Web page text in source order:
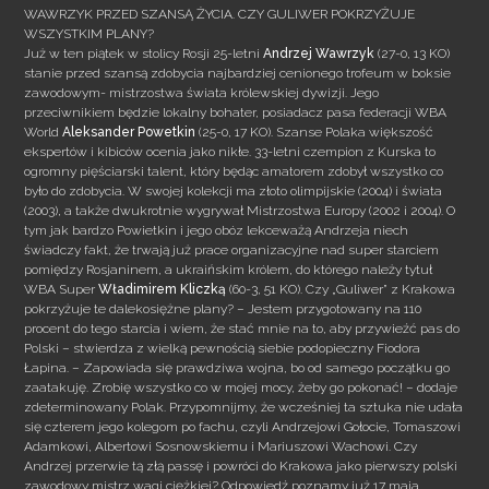
WAWRZYK PRZED SZANSĄ ŻYCIA. CZY GULIWER POKRZYŻUJE
WSZYSTKIM PLANY?
Już w ten piątek w stolicy Rosji 25-letniAndrzej Wawrzyk (27-0, 13 KO)
stanie przed szansą zdobycia najbardziej cenionego trofeum w boksie
zawodowym- mistrzostwa świata królewskiej dywizji. Jego
przeciwnikiem będzie lokalny bohater, posiadacz pasa federacji WBA
WorldAleksander Powetkin (25-0, 17 KO). Szanse Polaka większość
ekspertów i kibiców ocenia jako nikłe. 33-letni czempion z Kurska to
ogromny pięściarski talent, który będąc amatorem zdobył wszystko co
było do zdobycia. W swojej kolekcji ma złoto olimpijskie (2004) i świata
(2003), a także dwukrotnie wygrywał Mistrzostwa Europy (2002 i 2004). O
tym jak bardzo Powietkin i jego obóz lekceważą Andrzeja niech
świadczy fakt, że trwają już prace organizacyjne nad super starciem
pomiędzy Rosjaninem, a ukraińskim królem, do którego należy tytuł
WBA SuperWładimirem Kliczką (60-3, 51 KO). Czy „Guliwer” z Krakowa
pokrzyżuje te dalekosiężne plany? – Jestem przygotowany na 110
procent do tego starcia i wiem, że stać mnie na to, aby przywieźć pas do
Polski – stwierdza z wielką pewnością siebie podopieczny Fiodora
Łapina. – Zapowiada się prawdziwa wojna, bo od samego początku go
zaatakuję. Zrobię wszystko co w mojej mocy, żeby go pokonać! – dodaje
zdeterminowany Polak. Przypomnijmy, że wcześniej ta sztuka nie udała
się czterem jego kolegom po fachu, czyli Andrzejowi Gołocie, Tomaszowi
Adamkowi, Albertowi Sosnowskiemu i Mariuszowi Wachowi. Czy
Andrzej przerwie tą złą passę i powróci do Krakowa jako pierwszy polski
zawodowy mistrz wagi ciężkiej? Odpowiedź poznamy już 17 maja.